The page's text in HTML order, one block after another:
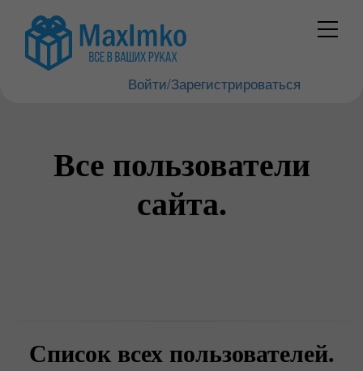
Войти/Зарегистрироваться
Все пользователи
сайта.
Список всех пользователей.